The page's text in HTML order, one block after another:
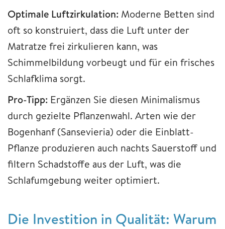
Optimale Luftzirkulation: Moderne Betten sind
oft so konstruiert, dass die Luft unter der
Matratze frei zirkulieren kann, was
Schimmelbildung vorbeugt und für ein frisches
Schlafklima sorgt.
Pro-Tipp: Ergänzen Sie diesen Minimalismus
durch gezielte Pflanzenwahl. Arten wie der
Bogenhanf (Sansevieria) oder die Einblatt-
Pflanze produzieren auch nachts Sauerstoff und
filtern Schadstoffe aus der Luft, was die
Schlafumgebung weiter optimiert.
Die Investition in Qualität: Warum